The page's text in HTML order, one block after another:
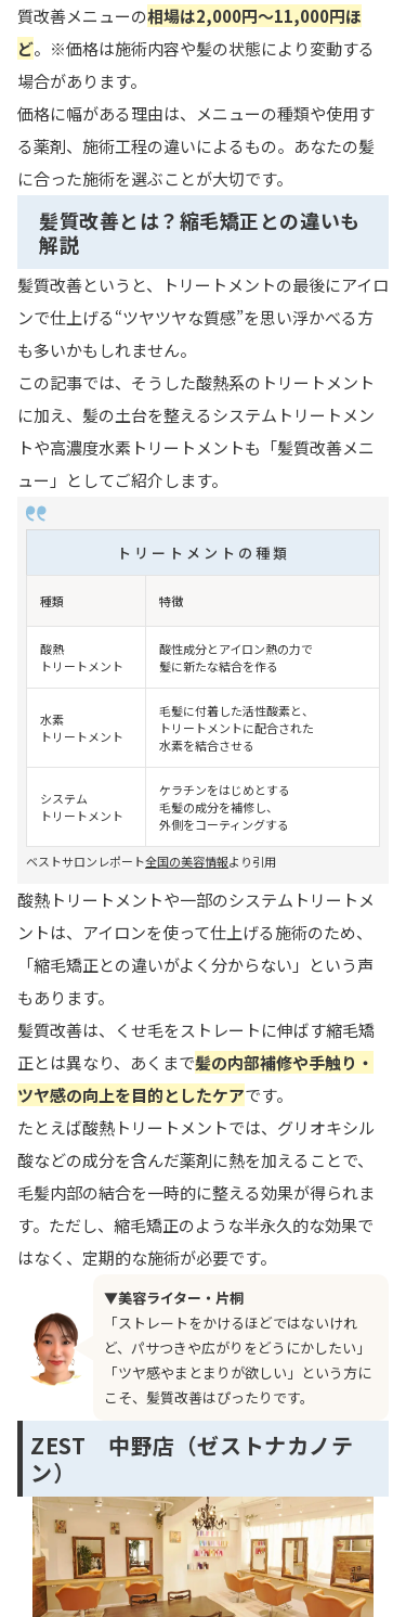
質改善メニューの相場は2,000円〜11,000円ほ
ど。※価格は施術内容や髪の状態により変動する
場合があります。
価格に幅がある理由は、メニューの種類や使用す
る薬剤、施術工程の違いによるもの。あなたの髪
に合った施術を選ぶことが大切です。
髪質改善とは？縮毛矯正との違いも
解説
髪質改善というと、トリートメントの最後にアイロ
ンで仕上げる“ツヤツヤな質感”を思い浮かべる方
も多いかもしれません。
この記事では、そうした酸熱系のトリートメント
に加え、髪の土台を整えるシステムトリートメン
トや高濃度水素トリートメントも「髪質改善メニ
ュー」としてご紹介します。
トリートメントの種類
種類 特徴
酸熱
トリートメント
酸性成分とアイロン熱の力で
髪に新たな結合を作る
水素
トリートメント
毛髪に付着した活性酸素と、
トリートメントに配合された
水素を結合させる
システム
トリートメント
ケラチンをはじめとする
毛髪の成分を補修し、
外側をコーティングする
ベストサロンレポート全国の美容情報より引用
酸熱トリートメントや一部のシステムトリートメ
ントは、アイロンを使って仕上げる施術のため、
「縮毛矯正との違いがよく分からない」という声
もあります。
髪質改善は、くせ毛をストレートに伸ばす縮毛矯
正とは異なり、あくまで髪の内部補修や手触り・
ツヤ感の向上を目的としたケアです。
たとえば酸熱トリートメントでは、グリオキシル
酸などの成分を含んだ薬剤に熱を加えることで、
毛髪内部の結合を一時的に整える効果が得られま
す。ただし、縮毛矯正のような半永久的な効果で
はなく、定期的な施術が必要です。
▼美容ライター・片桐
「ストレートをかけるほどではないけれ
ど、パサつきや広がりをどうにかしたい」
「ツヤ感やまとまりが欲しい」という方に
こそ、髪質改善はぴったりです。
ZEST 中野店（ゼストナカノテ
ン）